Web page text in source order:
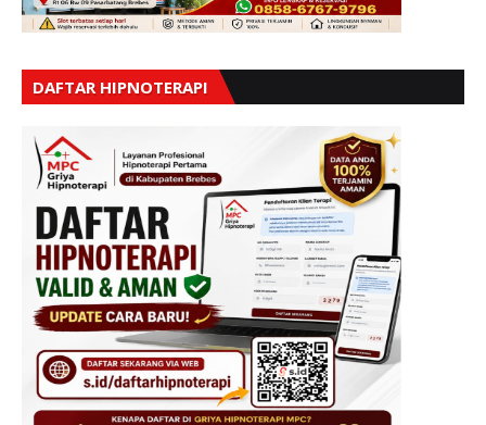
DAFTAR HIPNOTERAPI